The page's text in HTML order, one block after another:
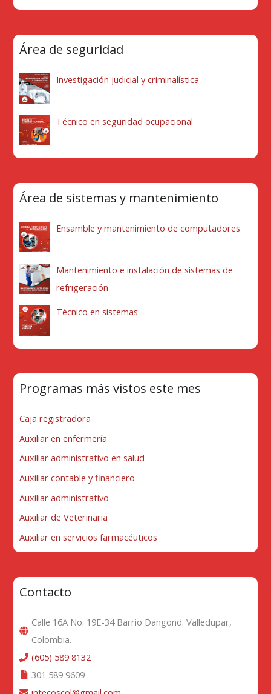
Área de seguridad
Investigación judicial y criminalística
Técnico en seguridad ocupacional
Área de sistemas y mantenimiento
Ensamble y mantenimiento de computadores
Mantenimiento e instalación de sistemas de
refrigeración
Técnico en sistemas
Programas más vistos este mes
Caja registradora
Auxiliar en enfermería
Auxiliar administrativo en salud
Auxiliar contable y financiero
Auxiliar administrativo
Auxiliar de Veterinaria
Auxiliar en servicios farmacéuticos
Contacto
Calle 16A No. 19E-34 Barrio Dangond. Valledupar,
Colombia.
(605) 589 8132
301 589 9609